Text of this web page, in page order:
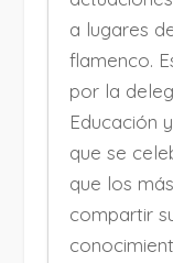
a lugares
flamenco.
por la
Educación
que se
que los
compartir